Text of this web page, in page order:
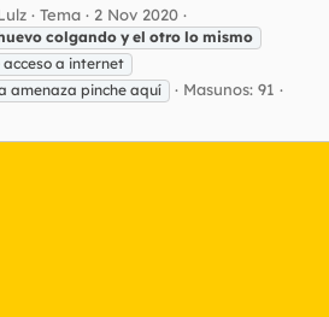
Tema 2 Nov 2020
colgando y el otro lo mismo
acceso a internet
amenaza pinche aquí
Masunos: 91